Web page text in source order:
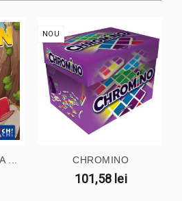
...
NOU
CHROMINO
101,58 lei